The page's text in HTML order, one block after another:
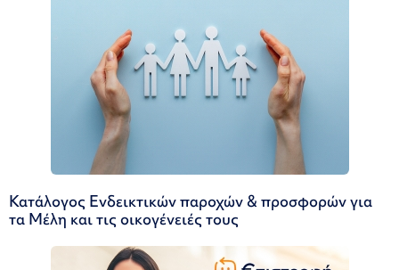
Κατάλογος Ενδεικτικών παροχών & προσφορών για
τα Μέλη και τις οικογένειές τους